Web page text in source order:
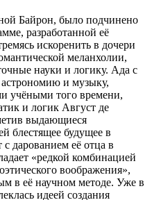
Байрон, было подчинено
разработанной её
искоренить в дочери
меланхолии,
науки и логику. Ада с
астрономию и музыку,
учёными того времени,
и логик Август де
выдающиеся
блестящее будущее в
с дарованием её отца в
«редкой комбинацией
воображения»,
в её научном методе. Уже в
идеей создания